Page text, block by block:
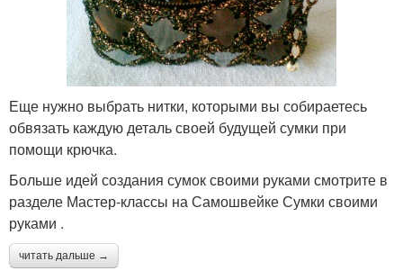
Еще нужно выбрать нитки, которыми вы собираетесь
обвязать каждую деталь своей будущей сумки при
помощи крючка.
Больше идей создания сумок своими руками смотрите в
разделе Мастер-классы на Самошвейке Сумки своими
руками .
читать дальше →